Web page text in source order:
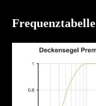
Frequenztabelle